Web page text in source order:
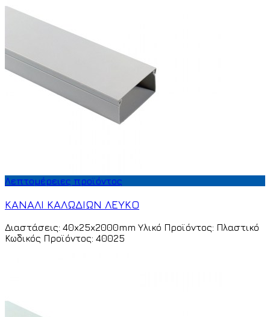
Λεπτομέρειες προϊόντος
ΚΑΝΑΛΙ ΚΑΛΩΔΙΩΝ ΛΕΥΚΟ
Διαστάσεις: 40x25x2000mm Υλικό Προϊόντος: Πλαστικό
Κωδικός Προϊόντος: 40025